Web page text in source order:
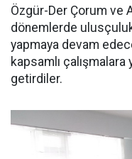
Özgür-Der Çorum ve
dönemlerde
yapmaya devam
kapsamlı çalışmalara
getirdiler.